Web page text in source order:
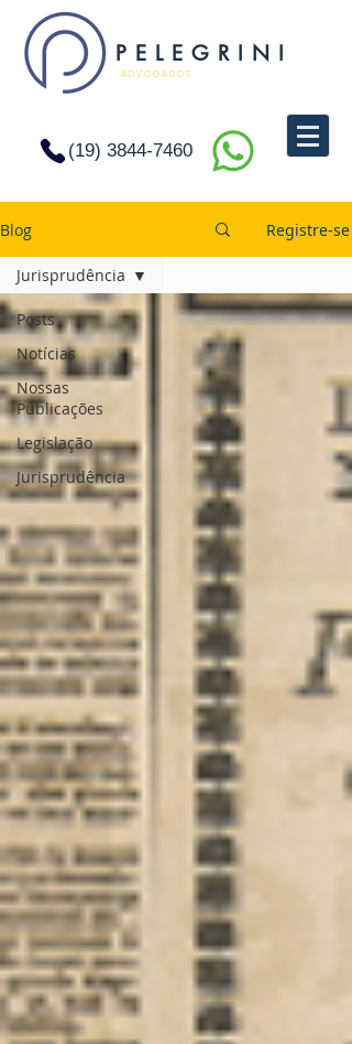
P E L E G R I N I
A D V O G A D O S
(19) 3844-7460
Blog Registre-se
Posts
Notícias
Nossas
Publicações
Legislação
Jurisprudência
Jurisprudência